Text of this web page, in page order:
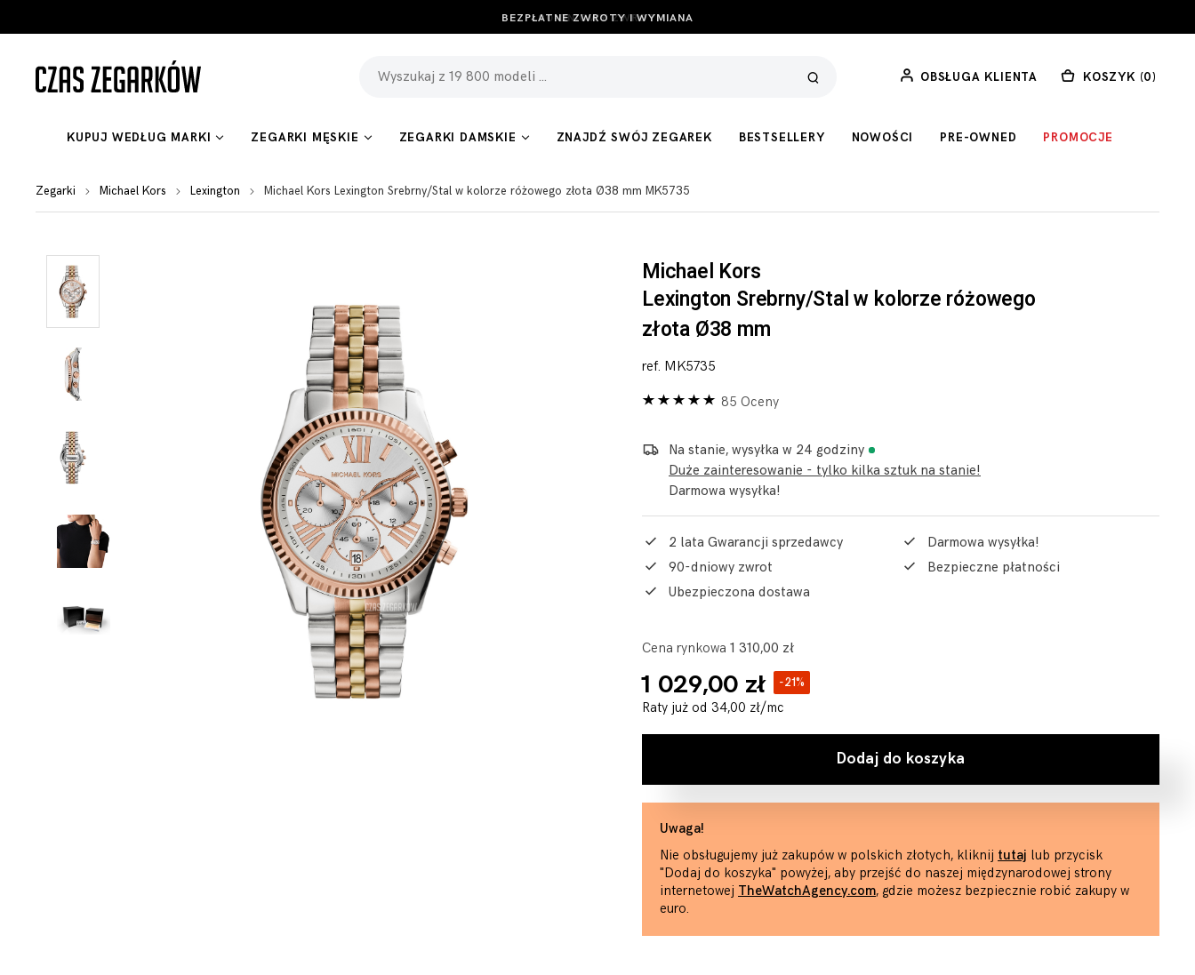
BEZPŁATNE ZWROTY I WYMIANA
OBSŁUGA KLIENTA KOSZYK (0)
KUPUJ WEDŁUG MARKI ZEGARKI MĘSKIE ZEGARKI DAMSKIE ZNAJDŹ SWÓJ ZEGAREK BESTSELLERY NOWOŚCI PRE-OWNED PROMOCJE
Zegarki Michael Kors Lexington Michael Kors Lexington Srebrny/Stal w kolorze różowego złota Ø38 mm MK5735
Michael Kors
Lexington Srebrny/Stal w kolorze różowego
złota Ø38 mm
ref. MK5735
85 Oceny
Na stanie, wysyłka w 24 godziny
Duże zainteresowanie - tylko kilka sztuk na stanie!
Darmowa wysyłka!
2 lata Gwarancji sprzedawcy
Darmowa wysyłka!
90-dniowy zwrot
Bezpieczne płatności
Ubezpieczona dostawa
Cena rynkowa 1 310,00 zł
1 029,00 zł -21%
Raty już od 34,00 zł/mc
Dodaj do koszyka
Uwaga!
Nie obsługujemy już zakupów w polskich złotych, kliknij tutaj lub przycisk
"Dodaj do koszyka" powyżej, aby przejść do naszej międzynarodowej strony
internetowej TheWatchAgency.com, gdzie możesz bezpiecznie robić zakupy w
euro.